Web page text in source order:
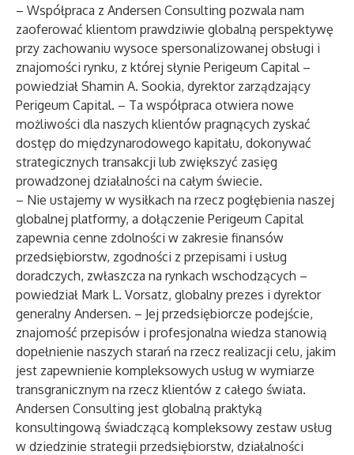
– Współpraca z Andersen Consulting pozwala nam
zaoferować klientom prawdziwie globalną perspektywę
przy zachowaniu wysoce spersonalizowanej obsługi i
znajomości rynku, z której słynie Perigeum Capital –
powiedział Shamin A. Sookia, dyrektor zarządzający
Perigeum Capital. – Ta współpraca otwiera nowe
możliwości dla naszych klientów pragnących zyskać
dostęp do międzynarodowego kapitału, dokonywać
strategicznych transakcji lub zwiększyć zasięg
prowadzonej działalności na całym świecie.
– Nie ustajemy w wysiłkach na rzecz pogłębienia naszej
globalnej platformy, a dołączenie Perigeum Capital
zapewnia cenne zdolności w zakresie finansów
przedsiębiorstw, zgodności z przepisami i usług
doradczych, zwłaszcza na rynkach wschodzących –
powiedział Mark L. Vorsatz, globalny prezes i dyrektor
generalny Andersen. – Jej przedsiębiorcze podejście,
znajomość przepisów i profesjonalna wiedza stanowią
dopełnienie naszych starań na rzecz realizacji celu, jakim
jest zapewnienie kompleksowych usług w wymiarze
transgranicznym na rzecz klientów z całego świata.
Andersen Consulting jest globalną praktyką
konsultingową świadczącą kompleksowy zestaw usług
w dziedzinie strategii przedsiębiorstw, działalności